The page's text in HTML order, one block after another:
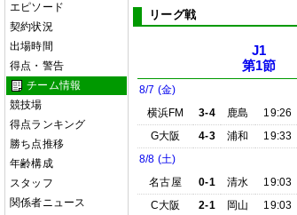
エピソード
契約状況
出場時間
得点・警告
チーム情報
競技場
得点ランキング
勝ち点推移
年齢構成
スタッフ
関係者ニュース
リーグ戦
J1
第1節
8/7 (金)
横浜FM
3-4 鹿島 19:26
G大阪
4-3 浦和 19:33
8/8 (土)
名古屋
0-1 清水 19:03
C大阪
2-1 岡山 19:03